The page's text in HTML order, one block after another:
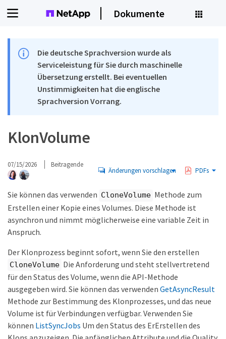
Dokumente
Die deutsche Sprachversion wurde als
Serviceleistung für Sie durch maschinelle
Übersetzung erstellt. Bei eventuellen
Unstimmigkeiten hat die englische
Sprachversion Vorrang.
KlonVolume
07/15/2026 Beitragende
Änderungen vorschlagen PDFs
Sie können das verwenden CloneVolume Methode zum
Erstellen einer Kopie eines Volumes. Diese Methode ist
asynchron und nimmt möglicherweise eine variable Zeit in
Anspruch.
Der Klonprozess beginnt sofort, wenn Sie den erstellen
CloneVolume Die Anforderung und steht stellvertretend
für den Status des Volume, wenn die API-Methode
ausgegeben wird. Sie können das verwenden GetAsyncResult
Methode zur Bestimmung des Klonprozesses, und das neue
Volume ist für Verbindungen verfügbar. Verwenden Sie
können ListSyncJobs Um den Status des ErErstellen des